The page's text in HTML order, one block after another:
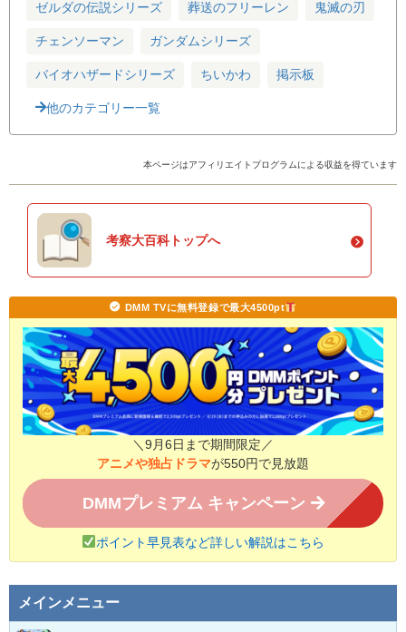
ゼルダの伝説シリーズ 葬送のフリーレン 鬼滅の刃
チェンソーマン ガンダムシリーズ
バイオハザードシリーズ ちいかわ 掲示板
他のカテゴリー一覧
本ページはアフィリエイトプログラムによる収益を得ています
考察大百科トップへ
DMM TVに無料登録で最大4500pt
＼9月6日まで期間限定／
アニメや独占ドラマが550円で見放題
DMMプレミアム キャンペーン
ポイント早見表など詳しい解説はこちら
メインメニュー